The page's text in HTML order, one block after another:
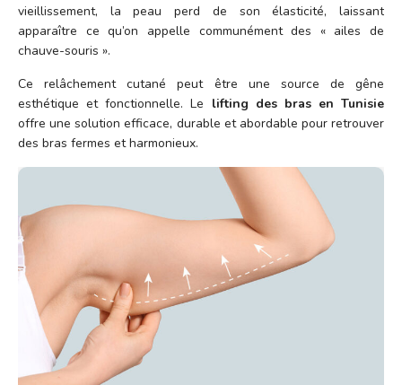
vieillissement, la peau perd de son élasticité, laissant
apparaître ce qu’on appelle communément des « ailes de
chauve-souris ».
Ce relâchement cutané peut être une source de gêne
esthétique et fonctionnelle. Le lifting des bras en Tunisie
offre une solution efficace, durable et abordable pour retrouver
des bras fermes et harmonieux.